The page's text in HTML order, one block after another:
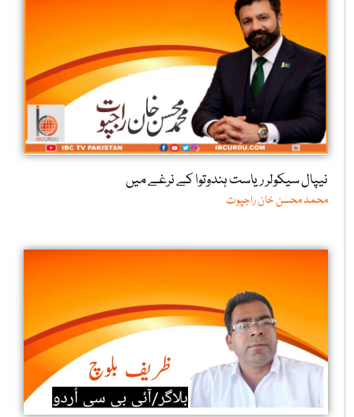
نیپال سیکولر ریاست ہندوتوا کے نرغے میں
محمد محسن خان راجپوت